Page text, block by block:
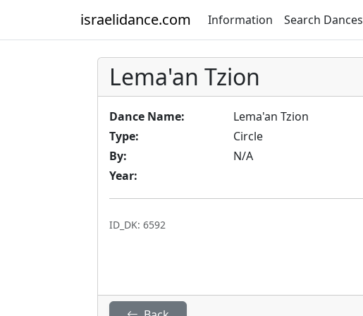
israelidance.com Information Search Dances
Lema'an Tzion
Dance Name:
Lema'an Tzion
Type:
Circle
By:
N/A
Year:
ID_DK: 6592